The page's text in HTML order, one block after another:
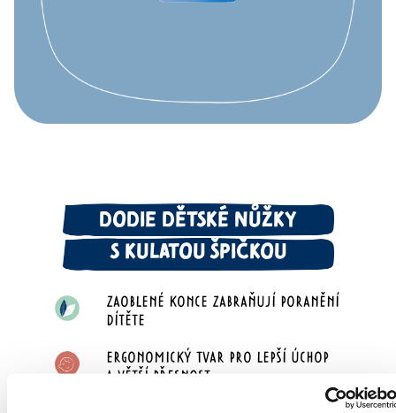
DODIE DĚTSKÉ NŮŽKY
S KULATOU ŠPIČKOU
ZAOBLENÉ KONCE ZABRAŇUJÍ PORANĚNÍ
DÍTĚTE
ERGONOMICKÝ TVAR PRO LEPŠÍ ÚCHOP
A VĚTŠÍ PŘESNOST